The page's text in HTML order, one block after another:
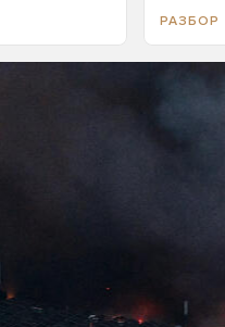
РАЗБОР